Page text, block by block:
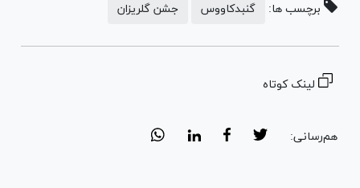
برچسب ها: گنبدکاووس جشن گلریزان
لینک کوتاه
هم‌رسانی: